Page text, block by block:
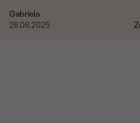
nádherný, udělal velikou radost, je
památka. Jednání s paní po e-mailu
Gabriela
28.06.2025